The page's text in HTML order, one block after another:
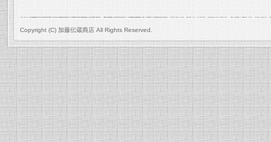
Copyright (C) 加藤伝蔵商店 All Rights Reserved.